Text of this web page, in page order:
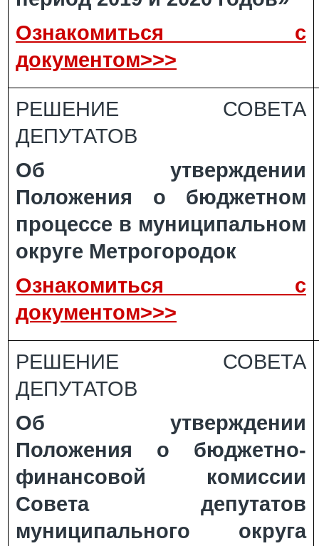
Ознакомиться с
документом>>>
РЕШЕНИЕ СОВЕТА
ДЕПУТАТОВ
Об утверждении
Положения о бюджетном
процессе в муниципальном
округе Метрогородок
Ознакомиться с
документом>>>
РЕШЕНИЕ СОВЕТА
ДЕПУТАТОВ
Об утверждении
Положения о бюджетно-
финансовой комиссии
Совета депутатов
муниципального округа